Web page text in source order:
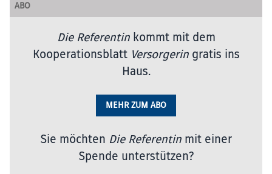
ABO
Die Referentinkommt mit dem
Kooperationsblatt Versorgeringratis ins
Haus.
MEHR ZUM ABO
Sie möchten Die Referentinmit einer
Spende unterstützen?